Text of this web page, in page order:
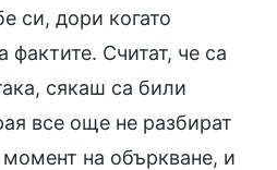
си, дори когато
Считат, че са
сякаш са били
все още не разбират
на объркване, и